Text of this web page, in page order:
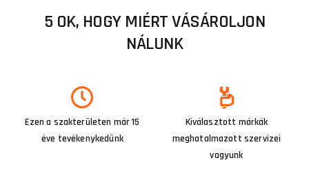
5 OK, HOGY MIÉRT VÁSÁROLJON
NÁLUNK
Ezen a szakterületen már 15
éve tevékenykedünk
Kiválasztott márkák
meghatalmazott szervizei
vagyunk